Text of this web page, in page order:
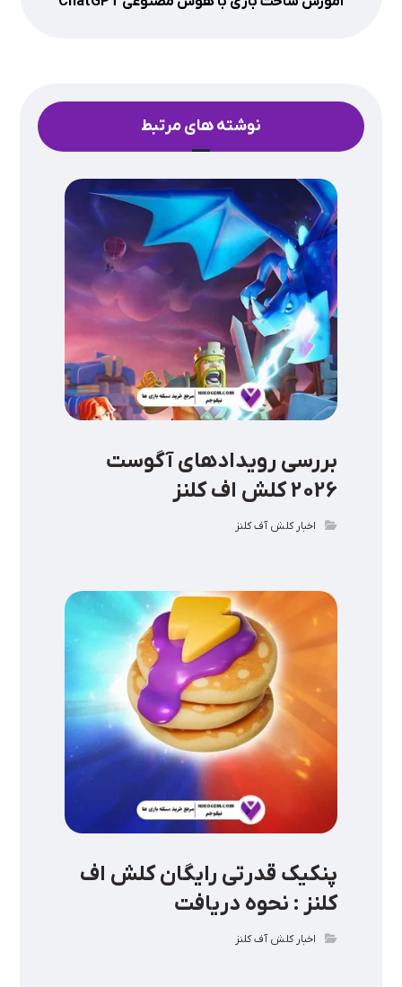
نوشته های مرتبط
بررسی رویدادهای آگوست
2026 کلش اف کلنز
اخبار کلش آف کلنز
پنکیک قدرتی رایگان کلش اف
کلنز : نحوه دریافت
اخبار کلش آف کلنز